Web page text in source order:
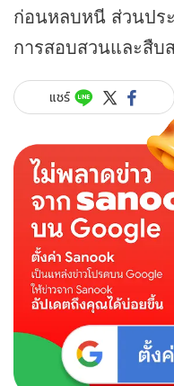
ก่อนหลบหนี ส่วนปร
การสอบสวนและสืบ
แชร์